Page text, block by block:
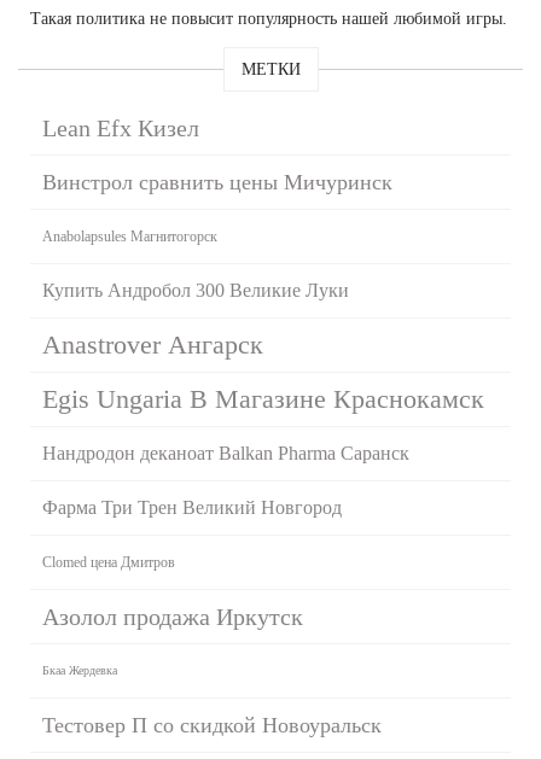
Такая политика не повысит популярность нашей любимой игры.
МЕТКИ
Lean Efx Кизел
Винстрол сравнить цены Мичуринск
Anabolapsules Магнитогорск
Купить Андробол 300 Великие Луки
Anastrover Ангарск
Egis Ungaria В Магазине Краснокамск
Нандродон деканоат Balkan Pharma Саранск
Фарма Три Трен Великий Новгород
Clomed цена Дмитров
Азолол продажа Иркутск
Бкаа Жердевка
Тестовер П со скидкой Новоуральск